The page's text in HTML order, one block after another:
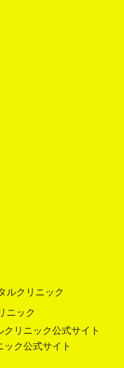
ルクリニック
ニック
リニック公式サイト
ク公式サイト